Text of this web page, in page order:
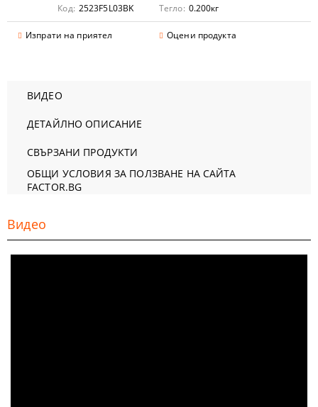
Код: 2523F5L03BK Тегло: 0.200кг
Изпрати на приятел Оцени продукта
ВИДЕО
ДЕТАЙЛНО ОПИСАНИЕ
СВЪРЗАНИ ПРОДУКТИ
ОБЩИ УСЛОВИЯ ЗА ПОЛЗВАНЕ НА САЙТА
FACTOR.BG
Видео